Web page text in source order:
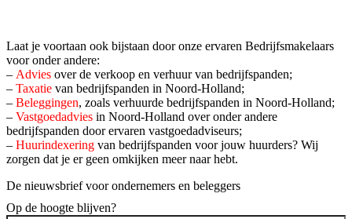
Laat je voortaan ook bijstaan door onze ervaren Bedrijfsmakelaars
voor onder andere:
– Advies over de verkoop en verhuur van bedrijfspanden;
– Taxatie van bedrijfspanden in Noord-Holland;
– Beleggingen, zoals verhuurde bedrijfspanden in Noord-Holland;
– Vastgoedadvies in Noord-Holland over onder andere
bedrijfspanden door ervaren vastgoedadviseurs;
– Huurindexering van bedrijfspanden voor jouw huurders? Wij
zorgen dat je er geen omkijken meer naar hebt.
De nieuwsbrief voor ondernemers en beleggers
Op de hoogte blijven?